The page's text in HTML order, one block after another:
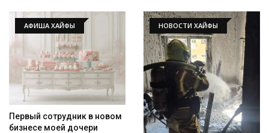
АФИША ХАЙФЫ
Первый сотрудник в новом
бизнесе моей дочери
НОВОСТИ ХАЙФЫ